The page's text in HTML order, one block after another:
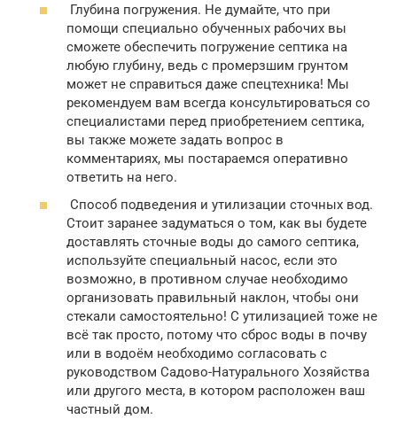
Глубина погружения. Не думайте, что при
помощи специально обученных рабочих вы
сможете обеспечить погружение септика на
любую глубину, ведь с промерзшим грунтом
может не справиться даже спецтехника! Мы
рекомендуем вам всегда консультироваться со
специалистами перед приобретением септика,
вы также можете задать вопрос в
комментариях, мы постараемся оперативно
ответить на него.
Способ подведения и утилизации сточных вод.
Стоит заранее задуматься о том, как вы будете
доставлять сточные воды до самого септика,
используйте специальный насос, если это
возможно, в противном случае необходимо
организовать правильный наклон, чтобы они
стекали самостоятельно! С утилизацией тоже не
всё так просто, потому что сброс воды в почву
или в водоём необходимо согласовать с
руководством Садово-Натурального Хозяйства
или другого места, в котором расположен ваш
частный дом.